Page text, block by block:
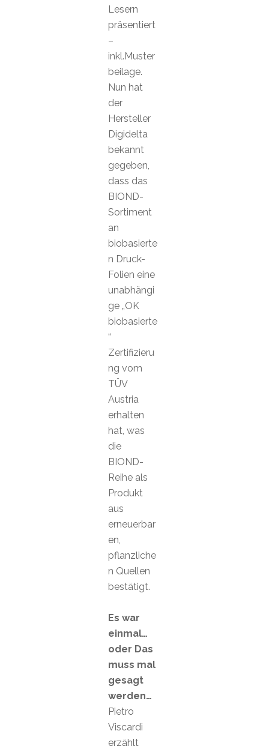
Lesern
präsentiert
–
inkl.Muster
beilage.
Nun hat
der
Hersteller
Digidelta
bekannt
gegeben,
dass das
BIOND-
Sortiment
an
biobasierte
n Druck-
Folien eine
unabhängi
ge „OK
biobasierte
“
Zertifizieru
ng vom
TÜV
Austria
erhalten
hat, was
die
BIOND-
Reihe als
Produkt
aus
erneuerbar
en,
pflanzliche
n Quellen
bestätigt.
Es war
einmal…
oder Das
muss mal
gesagt
werden…
Pietro
Viscardi
erzählt